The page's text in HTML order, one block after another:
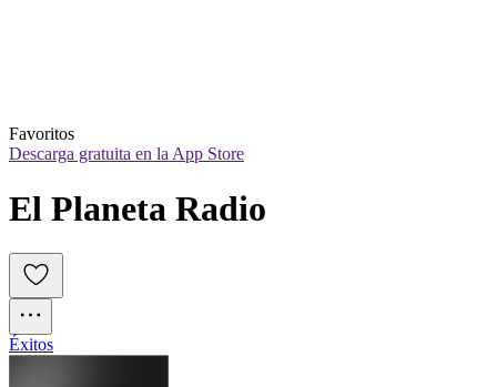
Favoritos
Descarga gratuita en la App Store
El Planeta Radio
Éxitos